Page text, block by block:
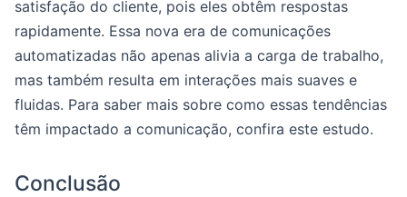
satisfação do cliente, pois eles obtêm respostas
rapidamente. Essa nova era de comunicações
automatizadas não apenas alivia a carga de trabalho,
mas também resulta em interações mais suaves e
fluidas. Para saber mais sobre como essas tendências
têm impactado a comunicação, confira este estudo.
Conclusão